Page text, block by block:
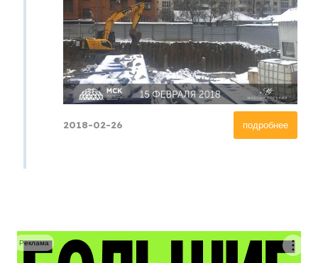
подробнее
2018-02-26
Реклама